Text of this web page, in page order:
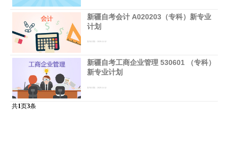
新疆自考会计 A020203（专科）新专业
计划
发布日期：2025-11-12
新疆自考工商企业管理 530601 （专科）
新专业计划
发布日期：2025-11-12
共1页3条